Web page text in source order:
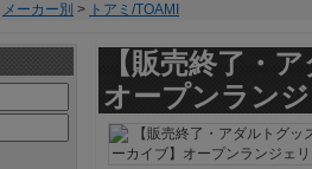
メーカー別 > トアミ/TOAMI
【販売終了・
オープンラン